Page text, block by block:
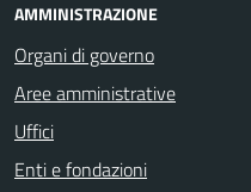
AMMINISTRAZIONE
Organi di governo
Aree amministrative
Uffici
Enti e fondazioni